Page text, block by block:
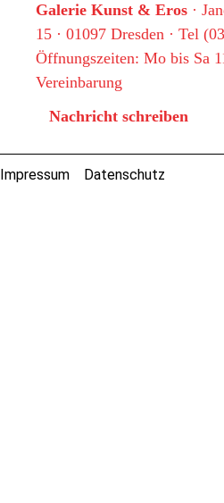
Galerie Kunst & Eros ·
15 · 01097 Dresden · Tel
Öffnungszeiten: Mo bis Sa
Vereinbarung
Nachricht schreiben
Impressum Datenschutz